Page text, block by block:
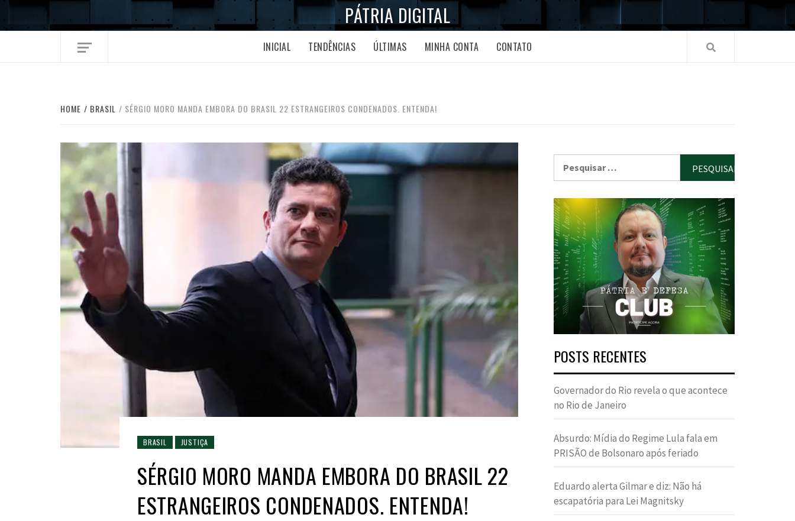
PÁTRIA DIGITAL
INICIAL TENDÊNCIAS ÚLTIMAS MINHA CONTA CONTATO
HOME BRASIL SÉRGIO MORO MANDA EMBORA DO BRASIL 22 ESTRANGEIROS CONDENADOS. ENTENDA!
BRASIL JUSTIÇA
SÉRGIO MORO MANDA EMBORA DO BRASIL 22
ESTRANGEIROS CONDENADOS. ENTENDA!
POSTS RECENTES
Governador do Rio revela o que acontece
no Rio de Janeiro
Absurdo: Mídia do Regime Lula fala em
PRISÃO de Bolsonaro após feriado
Eduardo alerta Gilmar e diz: Não há
escapatória para Lei Magnitsky